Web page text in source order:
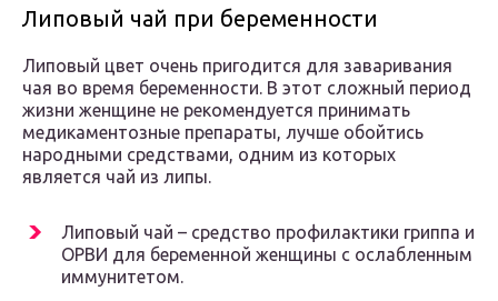
Липовый чай при беременности
Липовый цвет очень пригодится для заваривания
чая во время беременности. В этот сложный период
жизни женщине не рекомендуется принимать
медикаментозные препараты, лучше обойтись
народными средствами, одним из которых
является чай из липы.
Липовый чай – средство профилактики гриппа и
ОРВИ для беременной женщины с ослабленным
иммунитетом.